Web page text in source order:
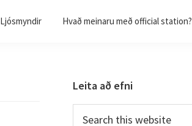
Ljósmyndir Hvað meinaru með official station?
Primary
Sidebar
Leita að efni